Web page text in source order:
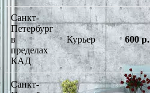
Санкт-
Петербург
в
пределах
КАД
Курьер 600 р.
Санкт-